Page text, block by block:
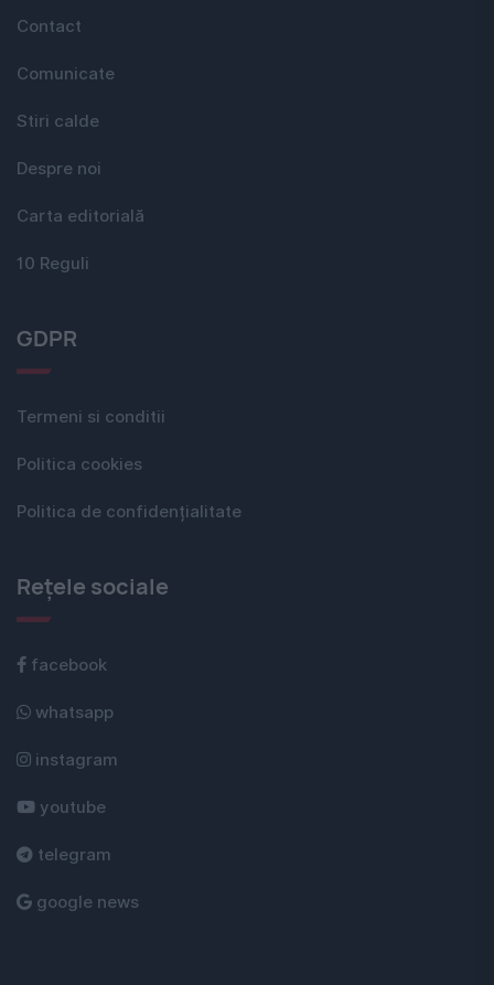
Contact
Comunicate
Stiri calde
Despre noi
Carta editorială
10 Reguli
GDPR
Termeni si conditii
Politica cookies
Politica de confidențialitate
Rețele sociale
facebook
whatsapp
instagram
youtube
telegram
google news